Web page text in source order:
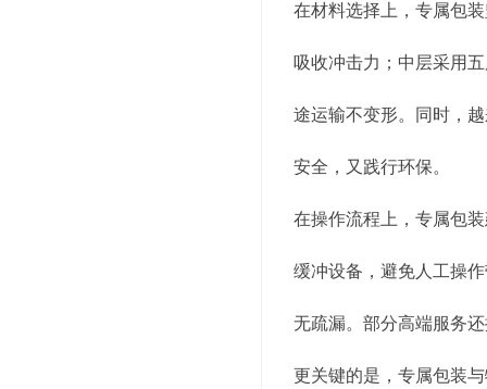
在材料选择上，专属包
吸收冲击力；中层采用
途运输不变形。同时，
安全，又践行环保。
在操作流程上，专属包
缓冲设备，避免人工操
无疏漏。部分高端服务
更关键的是，专属包装